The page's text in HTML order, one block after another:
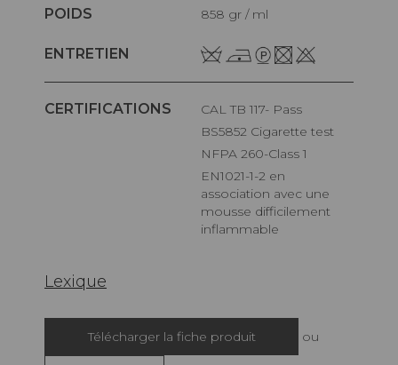
POIDS 858 gr / ml
ENTRETIEN
CERTIFICATIONS
CAL TB 117- Pass
BS5852 Cigarette test
NFPA 260-Class 1
EN1021-1-2 en
association avec une
mousse difficilement
inflammable
Lexique
Télécharger la fiche produit ou